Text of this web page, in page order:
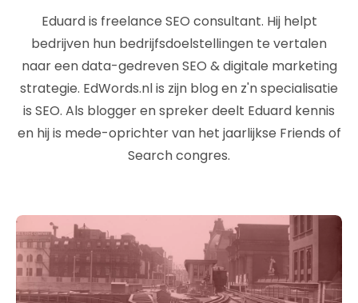
Eduard is freelance SEO consultant. Hij helpt
bedrijven hun bedrijfsdoelstellingen te vertalen
naar een data-gedreven SEO & digitale marketing
strategie. EdWords.nl is zijn blog en z'n specialisatie
is SEO. Als blogger en spreker deelt Eduard kennis
en hij is mede-oprichter van het jaarlijkse Friends of
Search congres.